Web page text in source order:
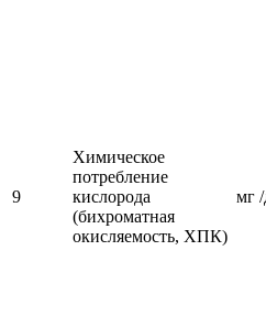
9
Химическое
потребление
кислорода
(бихроматная
окисляемость, ХПК)
мг